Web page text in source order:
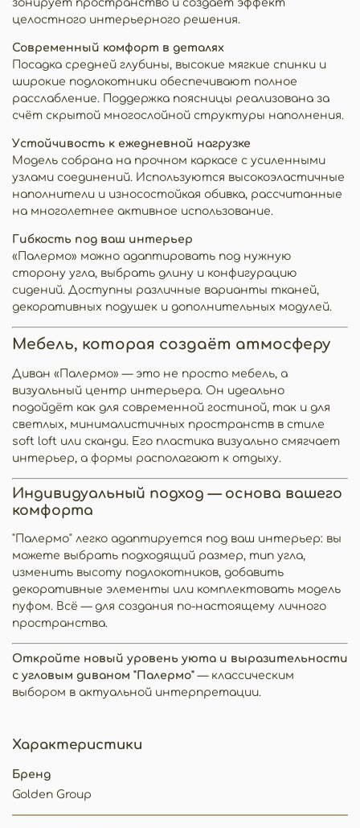
зонирует пространство и создаёт эффект
целостного интерьерного решения.
Современный комфорт в деталях
Посадка средней глубины, высокие мягкие спинки и
широкие подлокотники обеспечивают полное
расслабление. Поддержка поясницы реализована за
счёт скрытой многослойной структуры наполнения.
Устойчивость к ежедневной нагрузке
Модель собрана на прочном каркасе с усиленными
узлами соединений. Используются высокоэластичные
наполнители и износостойкая обивка, рассчитанные
на многолетнее активное использование.
Гибкость под ваш интерьер
«Палермо» можно адаптировать под нужную
сторону угла, выбрать длину и конфигурацию
сидений. Доступны различные варианты тканей,
декоративных подушек и дополнительных модулей.
Мебель, которая создаёт атмосферу
Диван «Палермо» — это не просто мебель, а
визуальный центр интерьера. Он идеально
подойдёт как для современной гостиной, так и для
светлых, минималистичных пространств в стиле
soft loft или сканди. Его пластика визуально смягчает
интерьер, а формы располагают к отдыху.
Индивидуальный подход — основа вашего
комфорта
"Палермо" легко адаптируется под ваш интерьер: вы
можете выбрать подходящий размер, тип угла,
изменить высоту подлокотников, добавить
декоративные элементы или комплектовать модель
пуфом. Всё — для создания по-настоящему личного
пространства.
Откройте новый уровень уюта и выразительности
с угловым диваном "Палермо" — классическим
выбором в актуальной интерпретации.
Характеристики
Бренд
Golden Group